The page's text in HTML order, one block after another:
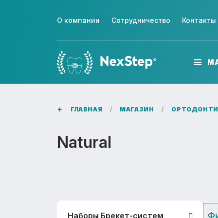
О компании Сотрудничество Контакты
ГЛАВНАЯ МАГАЗИН
Natural
Наборы Брекет-систем